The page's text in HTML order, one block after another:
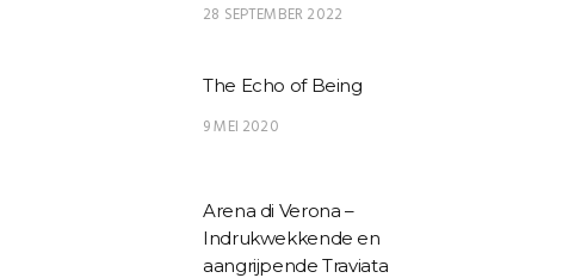
28 SEPTEMBER 2022
The Echo of Being
9 MEI 2020
Arena di Verona –
Indrukwekkende en
aangrijpende Traviata